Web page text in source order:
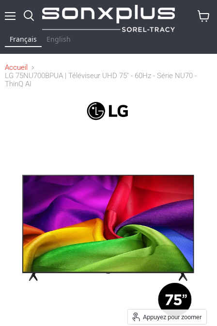
Français English
Accueil
LG 75NU700BPUA | Téléviseur UHD 75" - 60Hz - Série NU70 -
ThinQ AI
Appuyez pour zoomer